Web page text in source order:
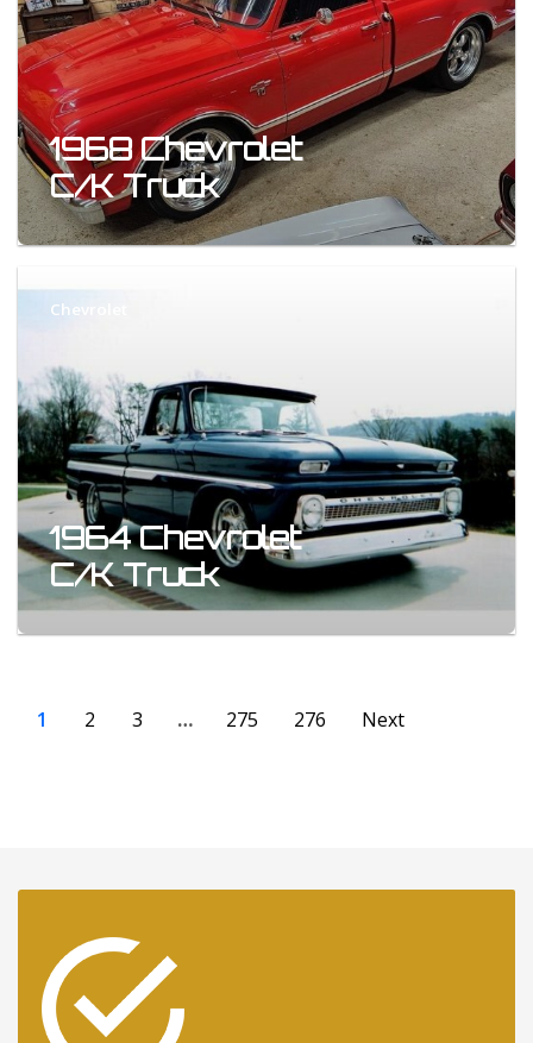
1968 Chevrolet
C/K Truck
Chevrolet
1964 Chevrolet
C/K Truck
1 2 3 … 275 276 Next